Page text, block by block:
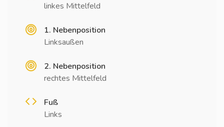
linkes Mittelfeld
1. Nebenposition
Linksaußen
2. Nebenposition
rechtes Mittelfeld
Fuß
Links